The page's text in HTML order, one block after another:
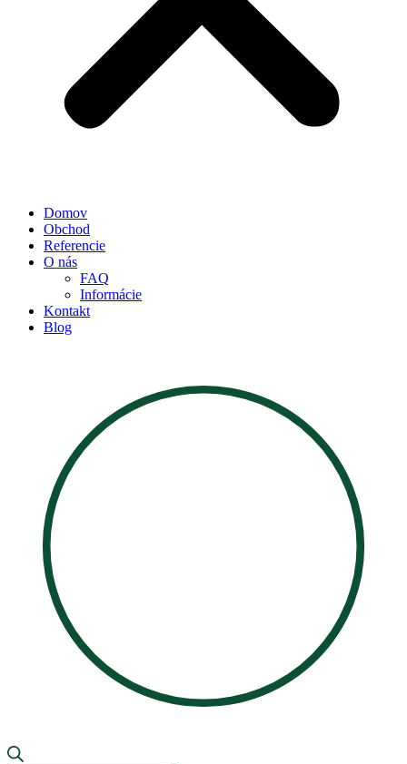
Domov
Obchod
Referencie
O nás
FAQ
Informácie
Kontakt
Blog